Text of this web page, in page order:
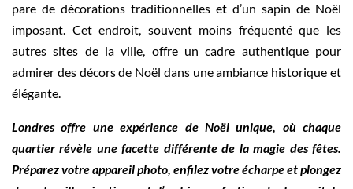
pare de décorations traditionnelles et d’un sapin de Noël
imposant. Cet endroit, souvent moins fréquenté que les
autres sites de la ville, offre un cadre authentique pour
admirer des décors de Noël dans une ambiance historique et
élégante.
Londres offre une expérience de Noël unique, où chaque
quartier révèle une facette différente de la magie des fêtes.
Préparez votre appareil photo, enfilez votre écharpe et plongez